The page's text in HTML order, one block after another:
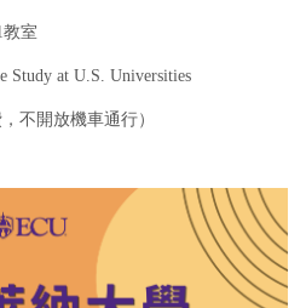
室
Study at U.S. Universities
不開放機車通行）